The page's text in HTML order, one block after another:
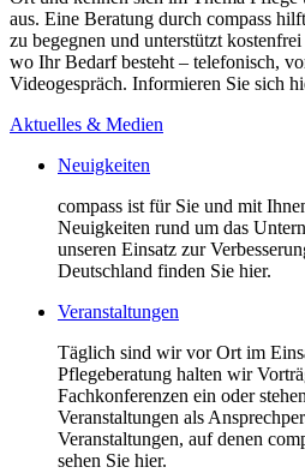
aus. Eine Beratung durch compass
zu begegnen und unterstützt
wo Ihr Bedarf besteht – telefonisch,
Videogespräch. Informieren Sie sich
Aktuelles & Medien
Neuigkeiten
compass ist für Sie und mit
Neuigkeiten rund um das
unseren Einsatz zur
Deutschland finden Sie hier.
Veranstaltungen
Täglich sind wir vor Ort im
Pflegeberatung halten wir
Fachkonferenzen ein oder
Veranstaltungen als
Veranstaltungen, auf denen
sehen Sie hier.